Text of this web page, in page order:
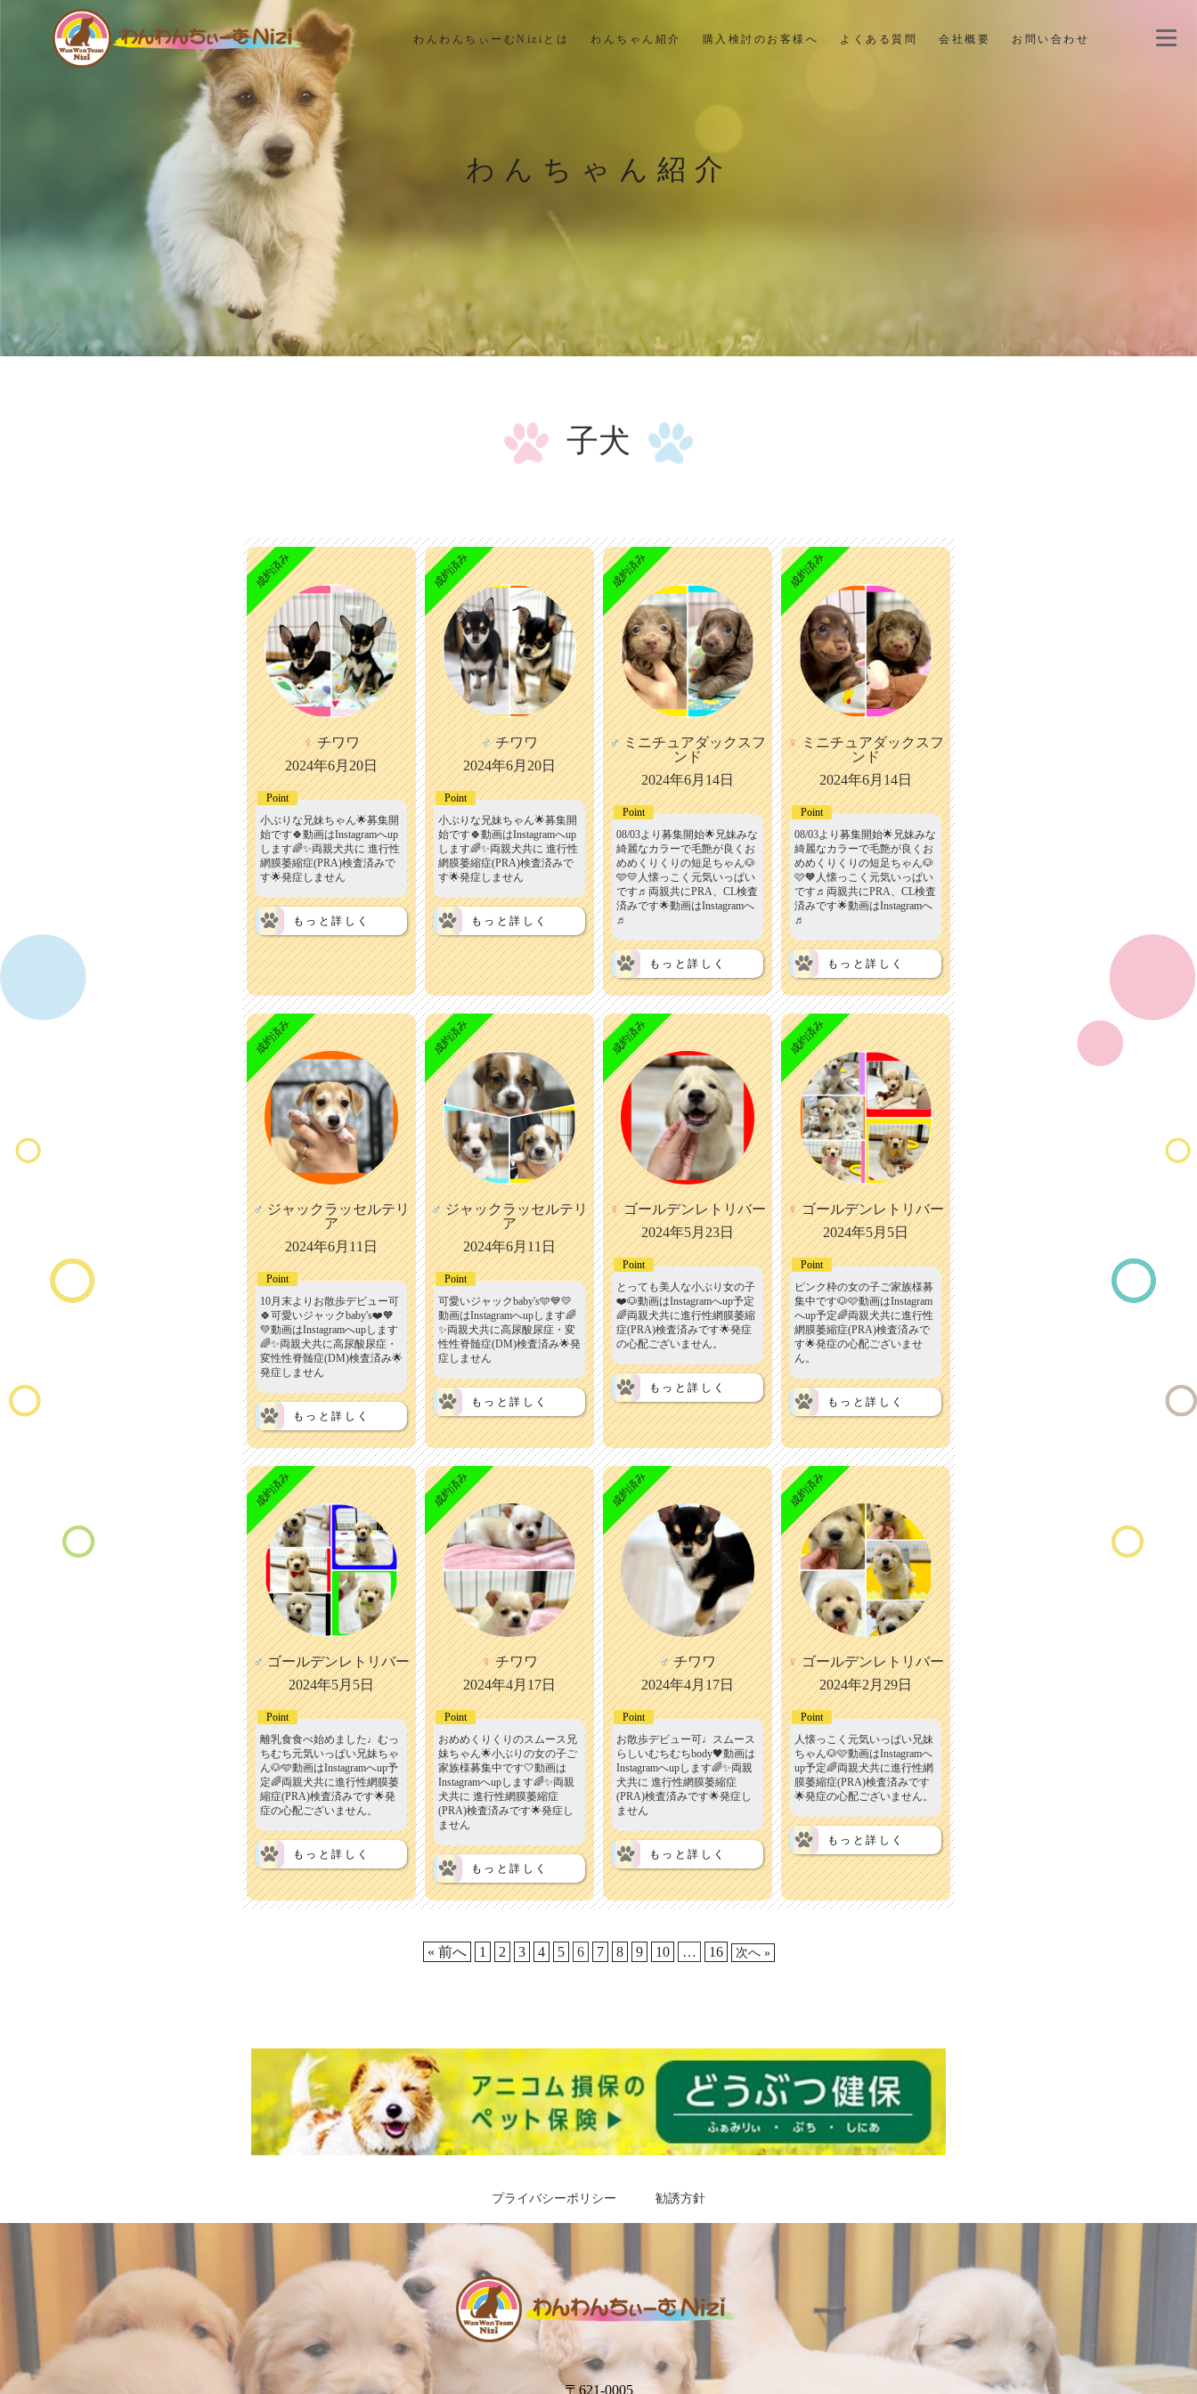
わんわんちぃーむNiziとは わんちゃん紹介 購入検討のお客様へ よくある質問 会社概要 お問い合わせ
わんちゃん紹介
子犬
成約済み
♀チワワ
2024年6月20日
Point
小ぶりな兄妹ちゃん🌟募集開
始です🍀動画はInstagramへup
します🌈✨両親犬共に 進行性
網膜萎縮症(PRA)検査済みで
す🌟発症しません
もっと詳しく
成約済み
♂チワワ
2024年6月20日
Point
小ぶりな兄妹ちゃん🌟募集開
始です🍀動画はInstagramへup
します🌈✨両親犬共に 進行性
網膜萎縮症(PRA)検査済みで
す🌟発症しません
もっと詳しく
成約済み
♂ミニチュアダックスフ
ンド
2024年6月14日
Point
08/03より募集開始🌟兄妹みな
綺麗なカラーで毛艶が良くお
めめくりくりの短足ちゃん🐶
🩵💛人懐っこく元気いっぱい
です♬両親共にPRA、CL検査
済みです🌟動画はInstagramへ
♬
もっと詳しく
成約済み
♀ミニチュアダックスフ
ンド
2024年6月14日
Point
08/03より募集開始🌟兄妹みな
綺麗なカラーで毛艶が良くお
めめくりくりの短足ちゃん🐶
🩷🧡人懐っこく元気いっぱい
です♬両親共にPRA、CL検査
済みです🌟動画はInstagramへ
♬
もっと詳しく
成約済み
♂ジャックラッセルテリ
ア
2024年6月11日
Point
10月末よりお散歩デビュー可
🍀可愛いジャックbaby's❤️🧡
💚動画はInstagramへupします
🌈✨両親犬共に高尿酸尿症・
変性性脊髄症(DM)検査済み🌟
発症しません
もっと詳しく
成約済み
♂ジャックラッセルテリ
ア
2024年6月11日
Point
可愛いジャックbaby's🩵💙💛
動画はInstagramへupします🌈
✨両親犬共に高尿酸尿症・変
性性脊髄症(DM)検査済み🌟発
症しません
もっと詳しく
成約済み
♀ゴールデンレトリバー
2024年5月23日
Point
とっても美人な小ぶり女の子
❤️🐶動画はInstagramへup予定
🌈両親犬共に進行性網膜萎縮
症(PRA)検査済みです🌟発症
の心配ございません。
もっと詳しく
成約済み
♀ゴールデンレトリバー
2024年5月5日
Point
ピンク枠の女の子ご家族様募
集中です🐶🩷動画はInstagram
へup予定🌈両親犬共に進行性
網膜萎縮症(PRA)検査済みで
す🌟発症の心配ございませ
ん。
もっと詳しく
成約済み
♂ゴールデンレトリバー
2024年5月5日
Point
離乳食食べ始めました♩むっ
ちむち元気いっぱい兄妹ちゃ
ん🐶🩵動画はInstagramへup予
定🌈両親犬共に進行性網膜萎
縮症(PRA)検査済みです🌟発
症の心配ございません。
もっと詳しく
成約済み
♀チワワ
2024年4月17日
Point
おめめくりくりのスムース兄
妹ちゃん🌟小ぶりの女の子ご
家族様募集中です🤍動画は
Instagramへupします🌈✨両親
犬共に 進行性網膜萎縮症
(PRA)検査済みです🌟発症し
ません
もっと詳しく
成約済み
♂チワワ
2024年4月17日
Point
お散歩デビュー可♩スムース
らしいむちむちbody🖤動画は
Instagramへupします🌈✨両親
犬共に 進行性網膜萎縮症
(PRA)検査済みです🌟発症し
ません
もっと詳しく
成約済み
♀ゴールデンレトリバー
2024年2月29日
Point
人懐っこく元気いっぱい兄妹
ちゃん🐶🩷動画はInstagramへ
up予定🌈両親犬共に進行性網
膜萎縮症(PRA)検査済みです
🌟発症の心配ございません。
もっと詳しく
« 前へ 1 2 3 4 5 6 7 8 9 10 … 16 次へ »
プライバシーポリシー 勧誘方針
〒621-0005